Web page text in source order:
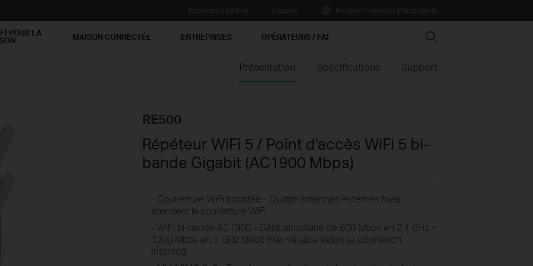
|
POUR LA MAISON CONNECTÉE ENTREPRISES OPÉRATEURS / FAI Search
Présentation Spécifications Support
RE500
Répéteur WiFi 5 / Point d'accès WiFi 5 bi-
bande Gigabit (AC1900 Mbps)
- Couverture WiFi boostée - Quatre antennes externes fixes
étendent la couverture WiFi
- WiFi bi-bande AC1900 - Débit simultané de 600 Mbps en 2.4 GHz +
1300 Mbps en 5 GHz (débit max variable selon sa connexion
Internet)